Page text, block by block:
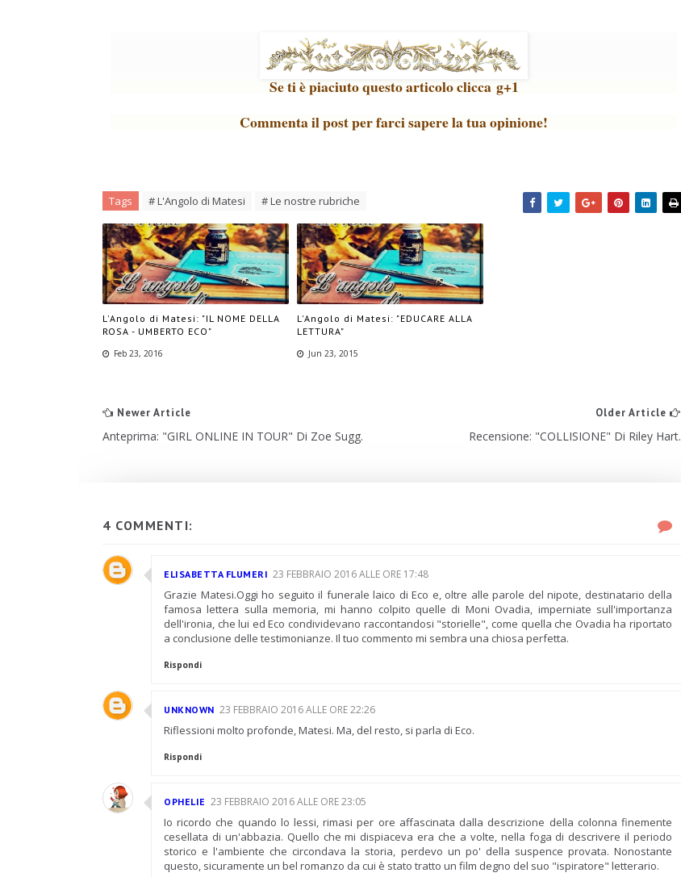
Se ti è piaciuto questo articolo clicca g+1
Commenta il post per farci sapere la tua opinione!
Tags # L'Angolo di Matesi # Le nostre rubriche
L'Angolo di Matesi: "IL NOME DELLA
ROSA - UMBERTO ECO"
Feb 23, 2016
L'Angolo di Matesi: "EDUCARE ALLA
LETTURA"
Jun 23, 2015
Newer Article
Anteprima: "GIRL ONLINE IN TOUR" Di Zoe Sugg.
Older Article
Recensione: "COLLISIONE" Di Riley Hart.
4 COMMENTI:
ELISABETTA FLUMERI 23 FEBBRAIO 2016 ALLE ORE 17:48
Grazie Matesi.Oggi ho seguito il funerale laico di Eco e, oltre alle parole del nipote, destinatario della
famosa lettera sulla memoria, mi hanno colpito quelle di Moni Ovadia, imperniate sull'importanza
dell'ironia, che lui ed Eco condividevano raccontandosi "storielle", come quella che Ovadia ha riportato
a conclusione delle testimonianze. Il tuo commento mi sembra una chiosa perfetta.
Rispondi
UNKNOWN 23 FEBBRAIO 2016 ALLE ORE 22:26
Riflessioni molto profonde, Matesi. Ma, del resto, si parla di Eco.
Rispondi
OPHELIE 23 FEBBRAIO 2016 ALLE ORE 23:05
Io ricordo che quando lo lessi, rimasi per ore affascinata dalla descrizione della colonna finemente
cesellata di un'abbazia. Quello che mi dispiaceva era che a volte, nella foga di descrivere il periodo
storico e l'ambiente che circondava la storia, perdevo un po' della suspence provata. Nonostante
questo, sicuramente un bel romanzo da cui è stato tratto un film degno del suo "ispiratore" letterario.